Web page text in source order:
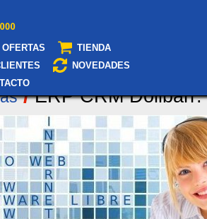
OFERTAS
TIENDA
NOVEDADES
/ERP CRM